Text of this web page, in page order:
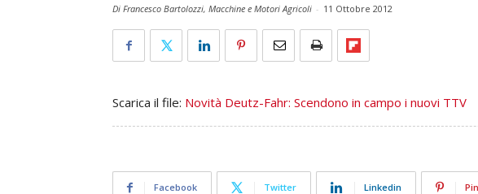
Di Francesco Bartolozzi, Macchine e Motori Agricoli - 11 Ottobre 2012
Scarica il file: Novità Deutz-Fahr: Scendono in campo i nuovi TTV
Facebook Twitter Linkedin